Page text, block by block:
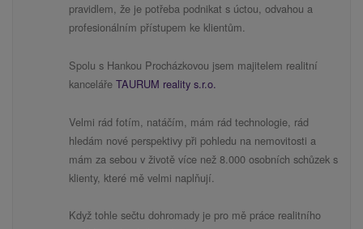
pravidlem, že je potřeba podnikat s úctou, odvahou a
profesionálním přístupem ke klientům.
Spolu s Hankou Procházkovou jsem majitelem realitní
kancelářeTAURUM reality s.r.o.
Velmi rád fotím, natáčím, mám rád technologie, rád
hledám nové perspektivy při pohledu na nemovitosti a
mám za sebou v životě více než 8.000 osobních schůzek s
klienty, které mě velmi naplňují.
Když tohle sečtu dohromady je pro mě práce realitního